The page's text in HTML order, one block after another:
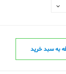
به سبد خرید